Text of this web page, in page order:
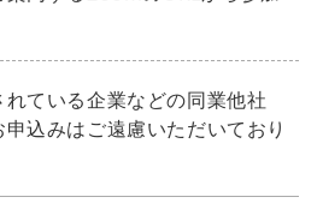
ている企業などの同業他社
込みはご遠慮いただいており